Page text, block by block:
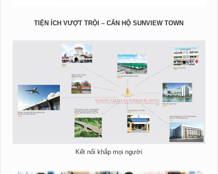
TIỆN ÍCH VƯỢT TRỘI – CĂN HỘ SUNVIEW TOWN
Kết nối khắp mọi người